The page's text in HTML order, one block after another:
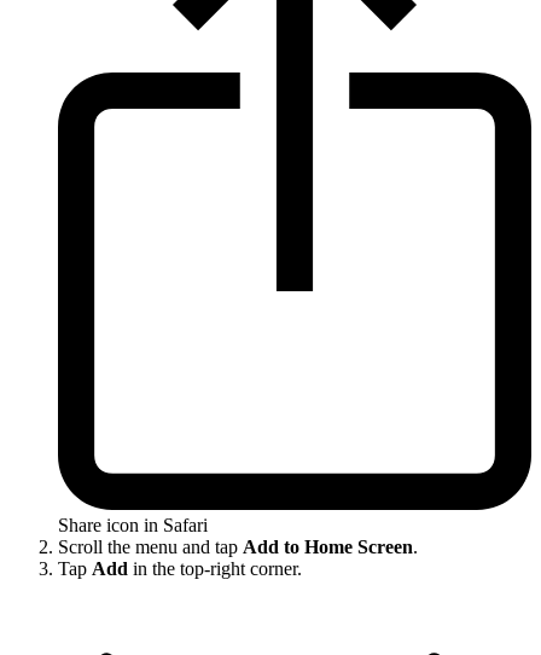
Share icon in Safari
Scroll the menu and tap Add to Home Screen.
Tap Add in the top-right corner.